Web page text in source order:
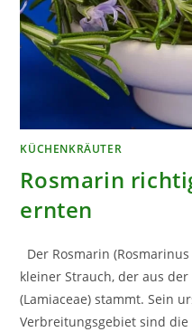
KÜCHENKRÄUTER
Rosmarin
ernten
Der Rosmarin
kleiner Strauch, der aus
(Lamiaceae) stammt. Sein
Verbreitungsgebiet sind